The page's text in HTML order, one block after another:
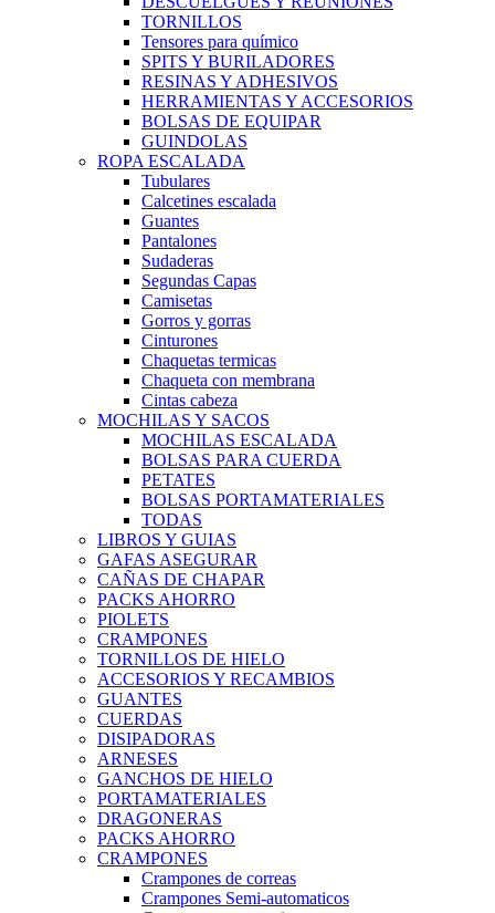
TORNILLOS
Tensores para químico
SPITS Y BURILADORES
RESINAS Y ADHESIVOS
HERRAMIENTAS Y ACCESORIOS
BOLSAS DE EQUIPAR
GUINDOLAS
ROPA ESCALADA
Tubulares
Calcetines escalada
Guantes
Pantalones
Sudaderas
Segundas Capas
Camisetas
Gorros y gorras
Cinturones
Chaquetas termicas
Chaqueta con membrana
Cintas cabeza
MOCHILAS Y SACOS
MOCHILAS ESCALADA
BOLSAS PARA CUERDA
PETATES
BOLSAS PORTAMATERIALES
TODAS
LIBROS Y GUIAS
GAFAS ASEGURAR
CAÑAS DE CHAPAR
PACKS AHORRO
PIOLETS
CRAMPONES
TORNILLOS DE HIELO
ACCESORIOS Y RECAMBIOS
GUANTES
CUERDAS
DISIPADORAS
ARNESES
GANCHOS DE HIELO
PORTAMATERIALES
DRAGONERAS
PACKS AHORRO
CRAMPONES
Crampones de correas
Crampones Semi-automaticos